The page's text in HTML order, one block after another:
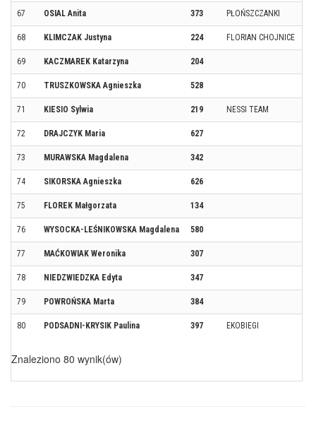
67 OSIAL Anita 373 PŁOŃSZCZANKI
68 KLIMCZAK Justyna 224 FLORIAN CHOJNICE
69 KACZMAREK Katarzyna 204
70 TRUSZKOWSKA Agnieszka 528
71 KIESIO Sylwia 219 NESSI TEAM
72 DRAJCZYK Maria 627
73 MURAWSKA Magdalena 342
74 SIKORSKA Agnieszka 626
75 FLOREK Małgorzata 134
76 WYSOCKA-LEŚNIKOWSKA Magdalena 580
77 MAĆKOWIAK Weronika 307
78 NIEDZWIEDZKA Edyta 347
79 POWROŃSKA Marta 384
80 PODSADNI-KRYSIK Paulina 397 EKOBIEGI
Znaleziono 80 wynik(ów)